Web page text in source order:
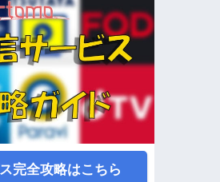
完全攻略はこちら